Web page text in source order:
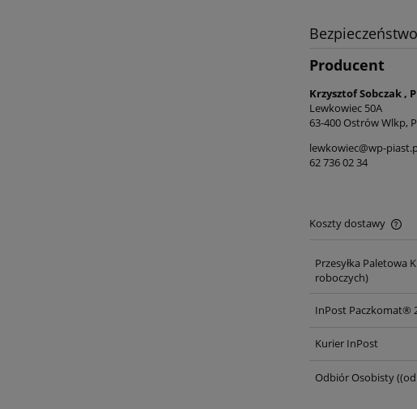
Bezpieczeństwo
Producent
Krzysztof Sobczak ,
Lewkowiec 50A
63-400 Ostrów Wlkp,
lewkowiec@wp-
62 736 02 34
Koszty dostawy
Przesyłka Paletowa
roboczych)
InPost Paczkomat®
Kurier InPost
Odbiór Osobisty